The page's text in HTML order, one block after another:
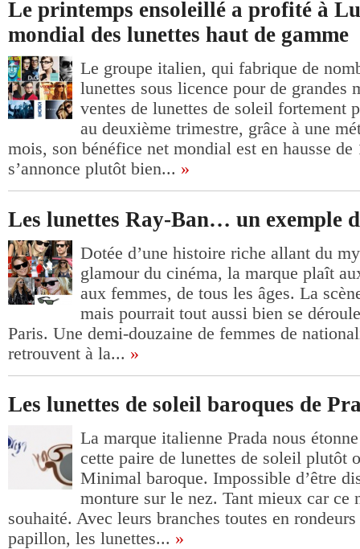
Le printemps ensoleillé a profité à
mondial des lunettes haut de gamme
Le groupe italien, qui fabrique de
lunettes sous licence pour de grandes
ventes de lunettes de soleil fortement
au deuxième trimestre, grâce à une
mois, son bénéfice net mondial est en hausse de
s’annonce plutôt bien... »
Les lunettes Ray-Ban… un exemple
Dotée d’une histoire riche allant du
glamour du cinéma, la marque plaît
aux femmes, de tous les âges. La
mais pourrait tout aussi bien se
Paris. Une demi-douzaine de femmes de
retrouvent à la... »
Les lunettes de soleil baroques de
La marque italienne Prada nous
cette paire de lunettes de soleil plutôt
Minimal baroque. Impossible d’être
monture sur le nez. Tant mieux car ce
souhaité. Avec leurs branches toutes en
papillon, les lunettes... »